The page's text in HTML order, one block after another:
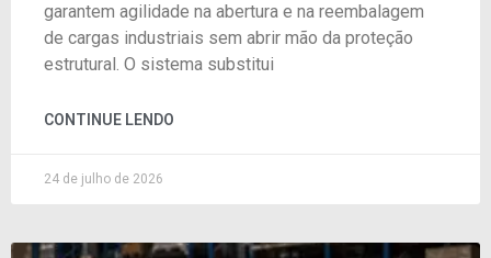
garantem agilidade na abertura e na reembalagem
de cargas industriais sem abrir mão da proteção
estrutural. O sistema substitui
CONTINUE LENDO
24 de julho de 2026